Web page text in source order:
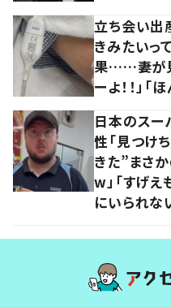
立ち会い出
きみたいっ
果……妻が見
ーよ！！」「
日本のスー
性「見つけ
きた”まさ
w」「すげ
にいられな